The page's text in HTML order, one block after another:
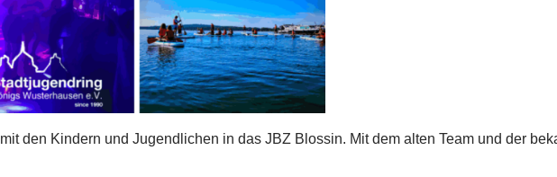
mit den Kindern und Jugendlichen in das JBZ Blossin. Mit dem alten Team und der